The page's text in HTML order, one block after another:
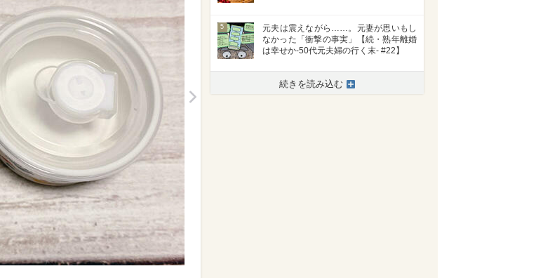
5
元夫は震えながら……。元妻が思いもし
なかった「衝撃の事実」【続・熟年離婚
は幸せか-50代元夫婦の行く末- #22】
続きを読み込む